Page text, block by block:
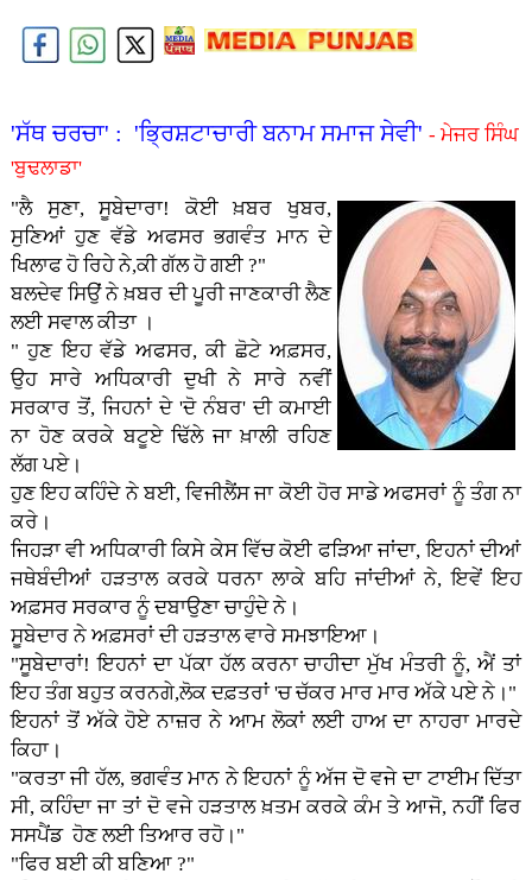
'ਸੱਥ ਚਰਚਾ' : 'ਭ੍ਰਿਸ਼ਟਾਚਾਰੀ ਬਨਾਮ ਸਮਾਜ ਸੇਵੀ' - ਮੇਜਰ ਸਿੰਘ
'ਬੁਢਲਾਡਾ'
"ਲੈ ਸੁਣਾ, ਸੂਬੇਦਾਰਾ! ਕੋਈ ਖ਼ਬਰ ਖੁਬਰ,
ਸੁਣਿਆਂ ਹੁਣ ਵੱਡੇ ਅਫਸਰ ਭਗਵੰਤ ਮਾਨ ਦੇ
ਖਿਲਾਫ ਹੋ ਰਿਹੇ ਨੇ,ਕੀ ਗੱਲ ਹੋ ਗਈ ?"
ਬਲਦੇਵ ਸਿਉਂ ਨੇ ਖ਼ਬਰ ਦੀ ਪੂਰੀ ਜਾਣਕਾਰੀ ਲੈਣ
ਲਈ ਸਵਾਲ ਕੀਤਾ ।
" ਹੁਣ ਇਹ ਵੱਡੇ ਅਫਸਰ, ਕੀ ਛੋਟੇ ਅਫ਼ਸਰ,
ਉਹ ਸਾਰੇ ਅਧਿਕਾਰੀ ਦੁਖੀ ਨੇ ਸਾਰੇ ਨਵੀਂ
ਸਰਕਾਰ ਤੋਂ, ਜਿਹਨਾਂ ਦੇ 'ਦੋ ਨੰਬਰ' ਦੀ ਕਮਾਈ
ਨਾ ਹੋਣ ਕਰਕੇ ਬਟੂਏ ਢਿੱਲੇ ਜਾ ਖ਼ਾਲੀ ਰਹਿਣ
ਲੱਗ ਪਏ।
ਹੁਣ ਇਹ ਕਹਿੰਦੇ ਨੇ ਬ‌ਈ, ਵਿਜੀਲੈਂਸ ਜਾ ਕੋਈ ਹੋਰ ਸਾਡੇ ਅਫਸਰਾਂ ਨੂੰ ਤੰਗ ਨਾ
ਕਰੇ।
ਜਿਹੜਾ ਵੀ ਅਧਿਕਾਰੀ ਕਿਸੇ ਕੇਸ ਵਿੱਚ ਕੋਈ ਫੜਿਆ ਜਾਂਦਾ, ਇਹਨਾਂ ਦੀਆਂ
ਜਥੇਬੰਦੀਆਂ ਹੜਤਾਲ ਕਰਕੇ ਧਰਨਾ ਲਾਕੇ ਬਹਿ ਜਾਂਦੀਆਂ ਨੇ, ਇਵੇਂ ਇਹ
ਅਫ਼ਸਰ ਸਰਕਾਰ ਨੂੰ ਦਬਾਉਣਾ ਚਾਹੁੰਦੇ ਨੇ।
ਸੂਬੇਦਾਰ ਨੇ ਅਫ਼ਸਰਾਂ ਦੀ ਹੜਤਾਲ ਵਾਰੇ ਸਮਝਾਇਆ।
"ਸੂਬੇਦਾਰਾਂ! ਇਹਨਾਂ ਦਾ ਪੱਕਾ ਹੱਲ ਕਰਨਾ ਚਾਹੀਦਾ ਮੁੱਖ ਮੰਤਰੀ ਨੂੰ, ਐਂ ਤਾਂ
ਇਹ ਤੰਗ ਬਹੁਤ ਕਰਨਗੇ,ਲੋਕ ਦਫ਼ਤਰਾਂ 'ਚ ਚੱਕਰ ਮਾਰ ਮਾਰ ਅੱਕੇ ਪ‌ਏ ਨੇ।"
ਇਹਨਾਂ ਤੋਂ ਅੱਕੇ ਹੋਏ ਨਾਜ਼ਰ ਨੇ ਆਮ ਲੋਕਾਂ ਲ‌ਈ ਹਾਅ ਦਾ ਨਾਹਰਾ ਮਾਰਦੇ
ਕਿਹਾ।
"ਕਰਤਾ ਜੀ ਹੱਲ, ਭਗਵੰਤ ਮਾਨ ਨੇ ਇਹਨਾਂ ਨੂੰ ਅੱਜ ਦੋ ਵਜੇ ਦਾ ਟਾਈਮ ਦਿੱਤਾ
ਸੀ, ਕਹਿੰਦਾ ਜਾ ਤਾਂ ਦੋ ਵਜੇ ਹੜਤਾਲ ਖ਼ਤਮ ਕਰਕੇ ਕੰਮ ਤੇ ਆਜੋ, ਨਹੀਂ ਫਿਰ
ਸਸਪੈਂਡ ਹੋਣ ਲਈ ਤਿਆਰ ਰਹੋ।"
"ਫਿਰ ਬ‌ਈ ਕੀ ਬਣਿਆ ?"